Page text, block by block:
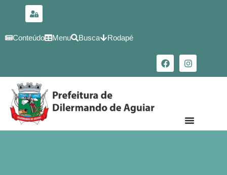
conteúdo
Conteúdo Menu Busca Rodapé